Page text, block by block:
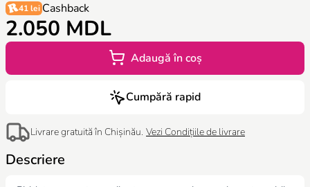
41 lei Cashback
2.050 MDL
Adaugă în coș
Cumpără rapid
Livrare gratuită în Chișinău. Vezi Condițiile de livrare
Descriere